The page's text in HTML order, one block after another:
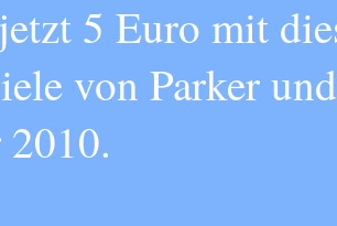
5 Euro mit
von Parker
2010.